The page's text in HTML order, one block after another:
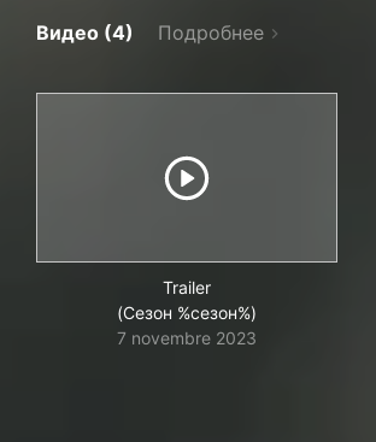
Видео (4) Подробнее
Trailer
(Сезон %сезон%)
7 novembre 2023